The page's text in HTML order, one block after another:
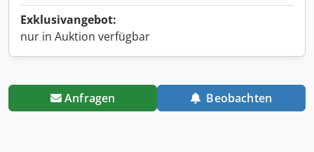
Exklusivangebot:
nur in Auktion verfügbar
Anfragen Beobachten